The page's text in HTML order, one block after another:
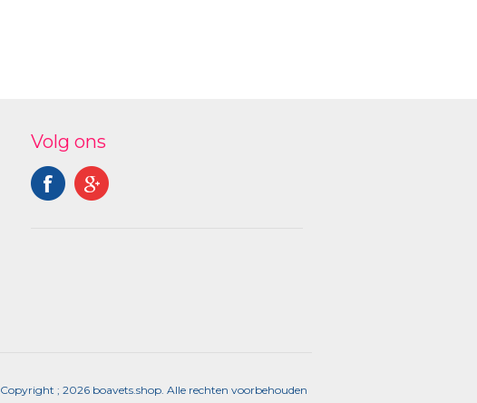
Volg ons
Copyright ; 2026 boavets.shop. Alle rechten voorbehouden